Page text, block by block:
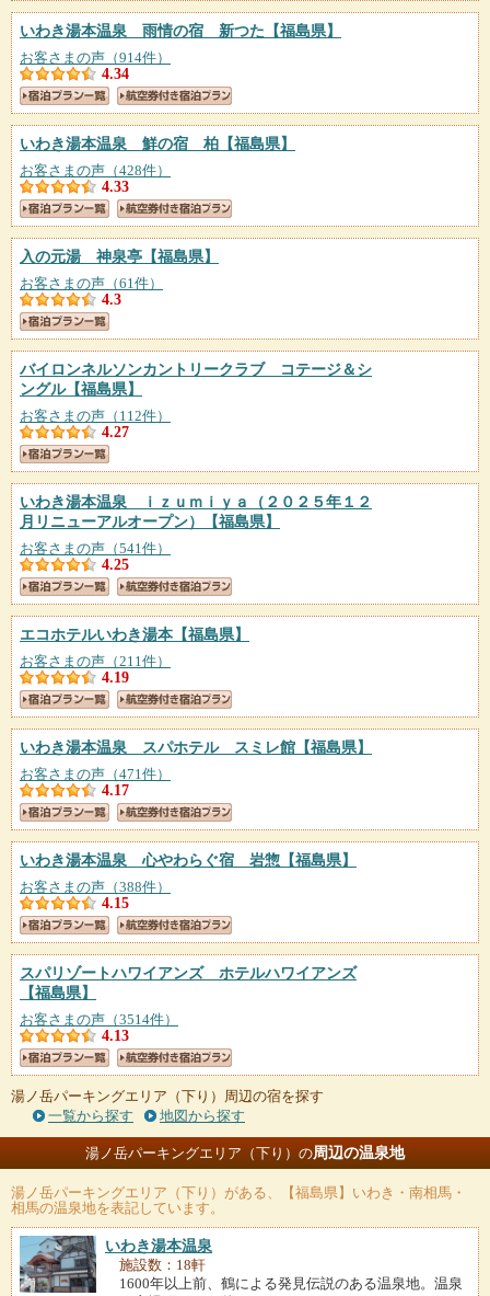
いわき湯本温泉 雨情の宿 新つた 【福島県】
お客さまの声（914件）
4.34
いわき湯本温泉 鮮の宿 柏 【福島県】
お客さまの声（428件）
4.33
入の元湯 神泉亭 【福島県】
お客さまの声（61件）
4.3
バイロンネルソンカントリークラブ コテージ＆シ
ングル【福島県】
お客さまの声（112件）
4.27
いわき湯本温泉 ｉｚｕｍｉｙａ（２０２５年１２
月リニューアルオープン）
【福島県】
お客さまの声（541件）
4.25
エコホテルいわき湯本【福島県】
お客さまの声（211件）
4.19
いわき湯本温泉 スパホテル スミレ館 【福島県】
お客さまの声（471件）
4.17
いわき湯本温泉 心やわらぐ宿 岩惣 【福島県】
お客さまの声（388件）
4.15
スパリゾートハワイアンズ ホテルハワイアンズ
【福島県】
お客さまの声（3514件）
4.13
湯ノ岳パーキングエリア（下り）周辺の宿を探す
一覧から探す
地図から探す
湯ノ岳パーキングエリア（下り）の周辺の温泉地
湯ノ岳パーキングエリア（下り） がある、【福島県】いわき・南相馬・
相馬の温泉地を表記しています。
いわき湯本温泉
施設数：18軒
1600年以上前、鶴による発見伝説のある温泉地。温泉